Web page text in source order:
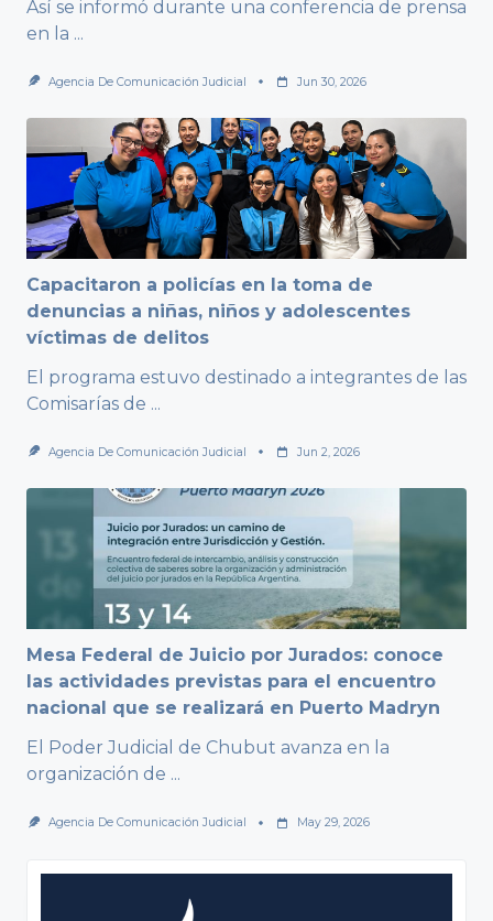
Así se informó durante una conferencia de prensa
en la ...
Agencia De Comunicación Judicial Jun 30, 2026
Capacitaron a policías en la toma de
denuncias a niñas, niños y adolescentes
víctimas de delitos
El programa estuvo destinado a integrantes de las
Comisarías de ...
Agencia De Comunicación Judicial Jun 2, 2026
Mesa Federal de Juicio por Jurados: conoce
las actividades previstas para el encuentro
nacional que se realizará en Puerto Madryn
El Poder Judicial de Chubut avanza en la
organización de ...
Agencia De Comunicación Judicial May 29, 2026